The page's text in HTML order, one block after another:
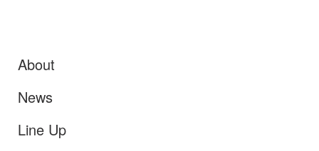
:About
News
Line Up